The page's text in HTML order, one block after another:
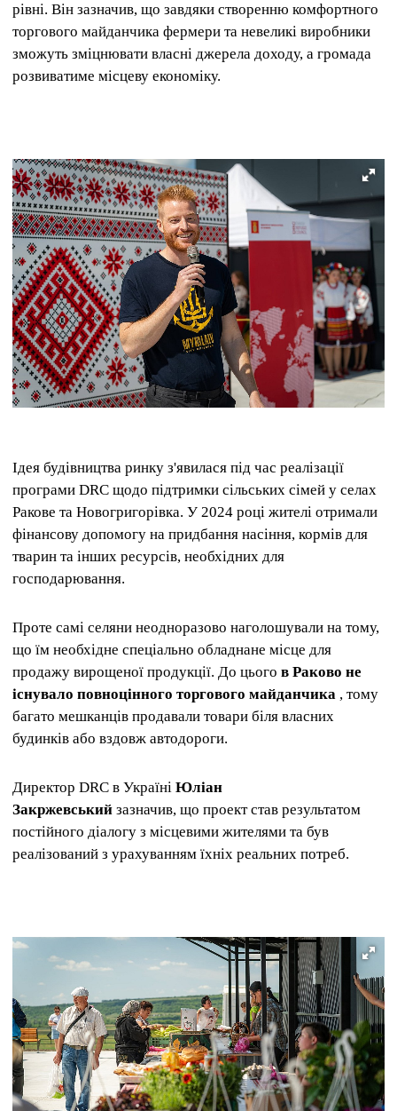
рівні. Він зазначив, що завдяки створенню комфортного
торгового майданчика фермери та невеликі виробники
зможуть зміцнювати власні джерела доходу, а громада
розвиватиме місцеву економіку.
Ідея будівництва ринку з'явилася під час реалізації
програми DRC щодо підтримки сільських сімей у селах
Ракове та Новогригорівка. У 2024 році жителі отримали
фінансову допомогу на придбання насіння, кормів для
тварин та інших ресурсів, необхідних для
господарювання.
Проте самі селяни неодноразово наголошували на тому,
що їм необхідне спеціально обладнане місце для
продажу вирощеної продукції. До цього в Раково не
існувало повноцінного торгового майданчика , тому
багато мешканців продавали товари біля власних
будинків або вздовж автодороги.
Директор DRC в Україні Юліан
Закржевський зазначив, що проект став результатом
постійного діалогу з місцевими жителями та був
реалізований з урахуванням їхніх реальних потреб.